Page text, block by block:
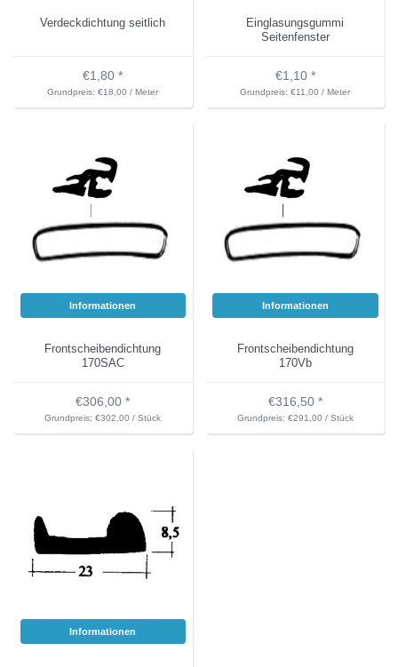
Verdeckdichtung seitlich
€1,80 *
Grundpreis: €18,00 / Meter
Einglasungsgummi
Seitenfenster
€1,10 *
Grundpreis: €11,00 / Meter
Informationen
Frontscheibendichtung
170SAC
€306,00 *
Grundpreis: €302,00 / Stück
Informationen
Frontscheibendichtung
170Vb
€316,50 *
Grundpreis: €291,00 / Stück
Informationen